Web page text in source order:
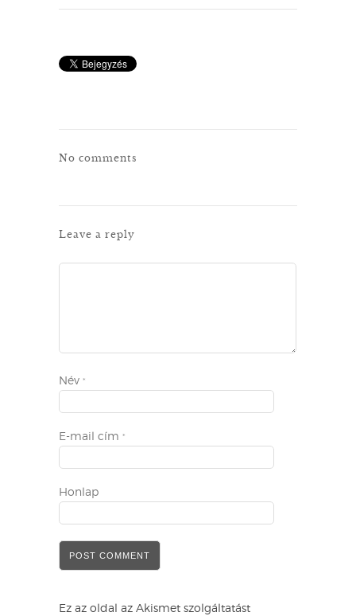
No comments
Leave a reply
Név *
E-mail cím *
Honlap
Ez az oldal az Akismet szolgáltatást